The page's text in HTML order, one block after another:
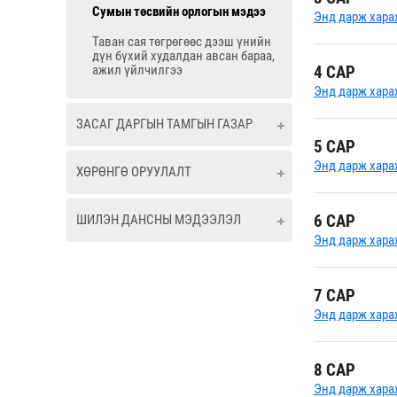
Сумын төсвийн орлогын мэдээ
Таван сая төгрөгөөс дээш үнийн
дүн бүхий худалдан авсан бараа,
ажил үйлчилгээ
ЗАСАГ ДАРГЫН ТАМГЫН ГАЗАР
ХӨРӨНГӨ ОРУУЛАЛТ
ШИЛЭН ДАНСНЫ МЭДЭЭЛЭЛ
Энд дарж
4 САР
Энд дарж
5 САР
Энд дарж
6 САР
Энд дарж
7 САР
Энд дарж
8 САР
Энд дарж